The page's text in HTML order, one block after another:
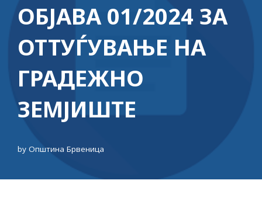
ОБЈАВА 01/2024 ЗА
ОТТУЃУВАЊЕ НА
ГРАДЕЖНО
ЗЕМЈИШТЕ
by Општина Брвеница